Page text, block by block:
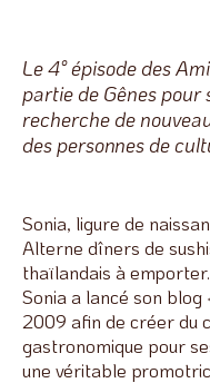
Le 4° épisode des
partie de Gênes pour
recherche de
des personnes de
Sonia, ligure de
Alterne dîners de
thaïlandais à emporter.
Sonia a lancé son blog
2009 afin de créer du
gastronomique pour
une véritable